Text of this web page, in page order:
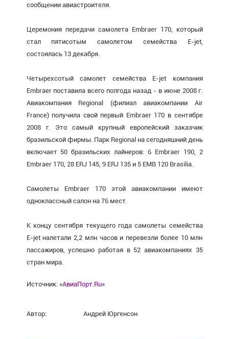
сообщении авиастроителя.
Церемония передачи самолета Embraer 170, который
стал пятисотым самолетом семейства E-jet,
состоялась 13 декабря.
Четырехсотый самолет семейства E-jet компания
Embraer поставила всего полгода назад - в июне 2008 г.
Авиакомпания Regional (филиал авиакомпании Air
France) получила свой первый Embraer 170 в сентябре
2008 г. Это самый крупный европейский заказчик
бразильской фирмы. Парк Regional на сегодняшний день
включает 50 бразильских лайнеров: 6 Embraer 190, 2
Embraer 170, 28 ERJ 145, 9 ERJ 135 и 5 EMB 120 Brasilia.
Самолеты Embraer 170 этой авиакомпании имеют
одноклассный салон на 76 мест.
К концу сентября текущего года самолеты семейства
E-jet налетали 2,2 млн часов и перевезли более 10 млн
пассажиров, успешно работая в 52 авиакомпаниях 35
стран мира.
Источник: «АвиаПорт.Ru»
Автор: Андрей Юргенсон